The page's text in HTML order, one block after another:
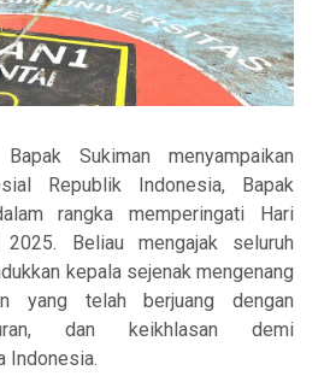
Sukiman menyampaikan
Republik Indonesia, Bapak
rangka memperingati Hari
2025. Beliau mengajak seluruh
kepala sejenak mengenang
yang telah berjuang dengan
dan keikhlasan demi
Indonesia.